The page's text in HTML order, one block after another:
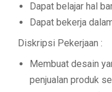
Dapat belajar hal
Dapat bekerja
Diskripsi Pekerjaan :
Membuat desain
penjualan produk